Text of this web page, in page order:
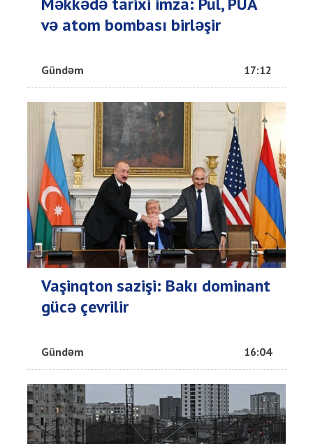
və atom bombası birləşir
Gündəm 17:12
Vaşinqton sazişi: Bakı dominant
gücə çevrilir
Gündəm 16:04